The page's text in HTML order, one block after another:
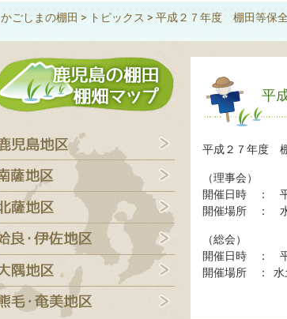
かごしまの棚田>トピックス>平成２７年度 棚田等保
平
平成２７年度
（理事会）
開催日時 ：
開催場所 ：
（総会）
開催日時 ： 平
開催場所 ： 水